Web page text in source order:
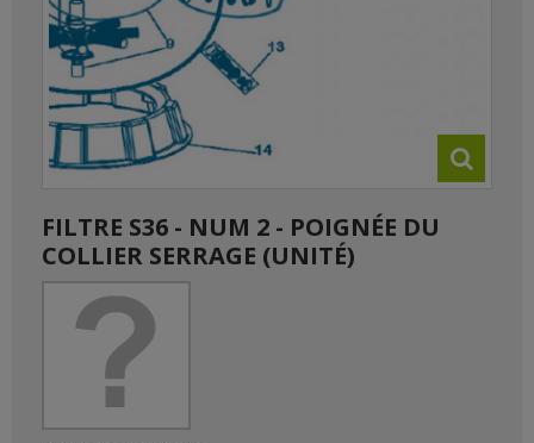
FILTRE S36 - NUM 2 - POIGNÉE DU
COLLIER SERRAGE (UNITÉ)